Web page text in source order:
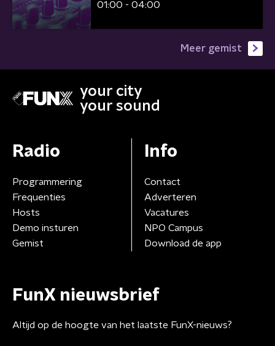
01:00 - 04:00
Meer gemist
your city
your sound
Radio
Programmering
Frequenties
Hosts
Demo insturen
Gemist
Info
Contact
Adverteren
Vacatures
NPO Campus
Download de app
FunX nieuwsbrief
Altijd op de hoogte van het laatste FunX-nieuws?